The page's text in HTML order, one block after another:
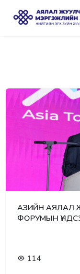
АЗИЙН АЯЛАЛ
ФОРУМЫН
114